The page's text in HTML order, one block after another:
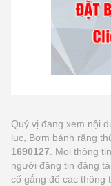
Quý vị đang xem nội
luc, Bơm bánh răng
1690127 . Mọi thông
người đăng tin đăng
cố gắng để các thông